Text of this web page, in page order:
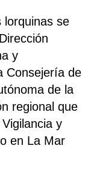
lorquinas se
y
Consejería de
de la
regional que
y
en La Mar